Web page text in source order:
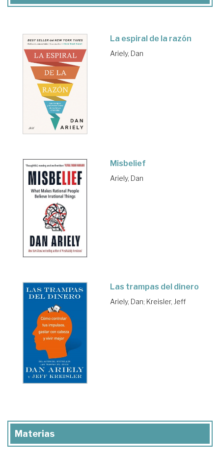
La espiral de la razón
Ariely, Dan
Misbelief
Ariely, Dan
Las trampas del dinero
Ariely, Dan; Kreisler, Jeff
Materias